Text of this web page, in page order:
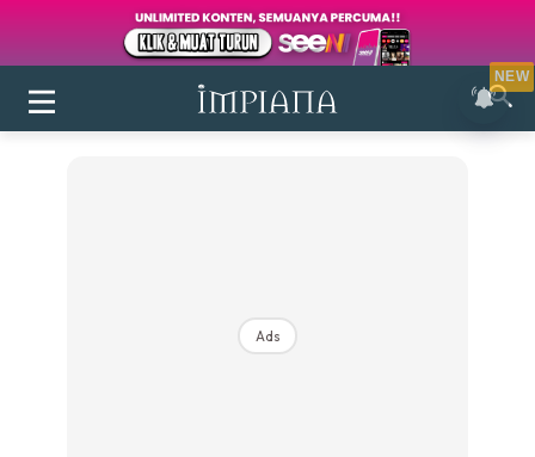
Login|Register
Ads
NEW